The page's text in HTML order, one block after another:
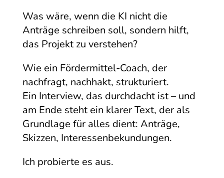
Was wäre, wenn die KI nicht die
Anträge schreiben soll, sondern hilft,
das Projekt zu verstehen?
Wie ein Fördermittel-Coach, der
nachfragt, nachhakt, strukturiert.
Ein Interview, das durchdacht ist – und
am Ende steht ein klarer Text, der als
Grundlage für alles dient: Anträge,
Skizzen, Interessenbekundungen.
Ich probierte es aus.